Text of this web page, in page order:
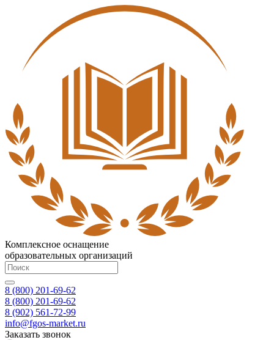
Комплексное оснащение
образовательных организаций
8 (800) 201-69-62
8 (800) 201-69-62
8 (902) 561-72-99
info@fgos-market.ru
Заказать звонок